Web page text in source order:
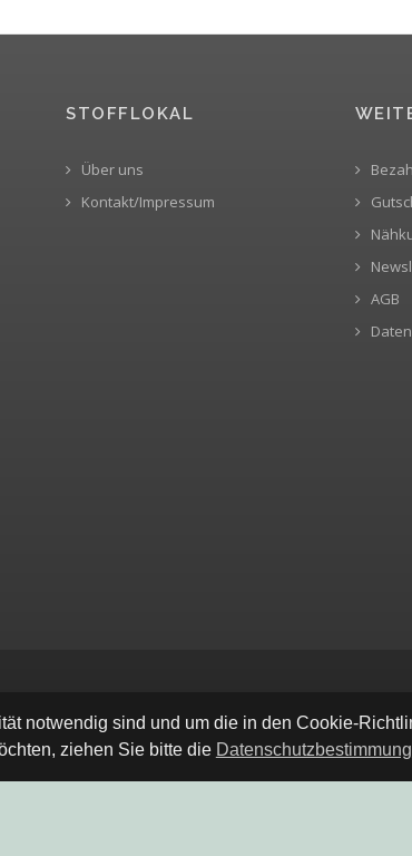
notwendig sind und um die in den Cookie-
ziehen Sie bitte die
STOFFLOKAL
Über uns
Kontakt/Impressum
AGB